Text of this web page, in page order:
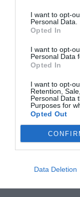
I want to opt-
Personal Data.
Opted In
I want to opt-
Personal Data
Opted In
I want to opt-
Retention,
Personal Data
Purposes for
Opted Out
Data Deletion
"Queremos
mejor cámara de
comercio del
mundo"